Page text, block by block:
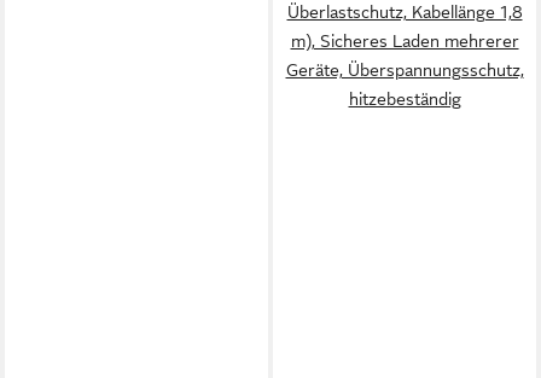
Überlastschutz, Kabellänge 1,8
m), Sicheres Laden mehrerer
Geräte, Überspannungsschutz,
hitzebeständig